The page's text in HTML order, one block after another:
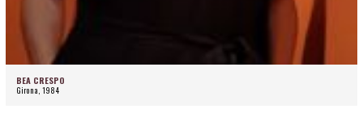
BEA CRESPO
Girona, 1984